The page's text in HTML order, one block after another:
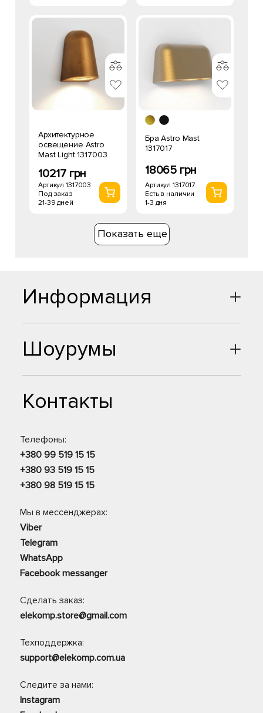
Архитектурное
освещение Astro
Mast Light 1317003
10217 грн
Артикул 1317003
Под заказ
21-39 дней
Бра Astro Mast
1317017
18065 грн
Артикул 1317017
Есть в наличии
1-3 дня
Показать еще
Шоурумы
Контакты
Телефоны:
+380 99 519 15 15
+380 93 519 15 15
+380 98 519 15 15
Мы в мессенджерах:
Viber
Telegram
WhatsApp
Facebook messanger
Сделать заказ:
elekomp.store@gmail.com
Техподдержка:
support@elekomp.com.ua
Следите за нами:
Instagram
Информация